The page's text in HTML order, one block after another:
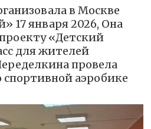
в Москве
17 января 2026, Она
«Детский
для жителей
провела
аэробике